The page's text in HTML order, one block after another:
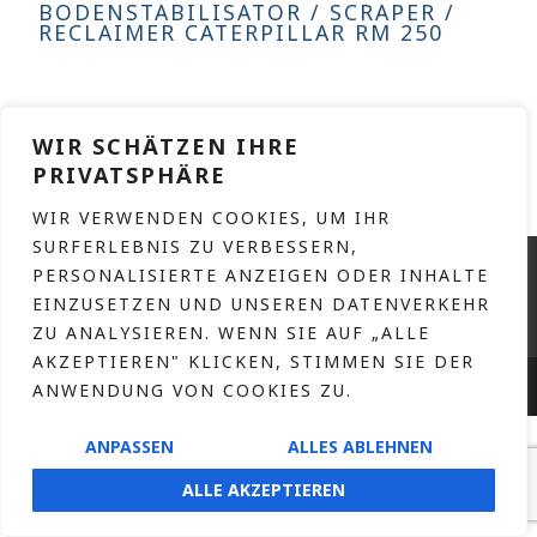
WIR SCHÄTZEN IHRE
PRIVATSPHÄRE
WIR VERWENDEN COOKIES, UM IHR
SURFERLEBNIS ZU VERBESSERN,
PERSONALISIERTE ANZEIGEN ODER INHALTE
EINZUSETZEN UND UNSEREN DATENVERKEHR
ZU ANALYSIEREN. WENN SIE AUF „ALLE
AKZEPTIEREN" KLICKEN, STIMMEN SIE DER
ANWENDUNG VON COOKIES ZU.
ANPASSEN
ALLES ABLEHNEN
ALLE AKZEPTIEREN
BODENSTABILISATOR / SCRAPER /
RECLAIMER CATERPILLAR RM 250
WEITERLESEN
IMPRESSUM
DATENSCHUTZERKLÄRUNG
COPYRIGHT © 2026 – DESIGN BYHOFNAAR.DE